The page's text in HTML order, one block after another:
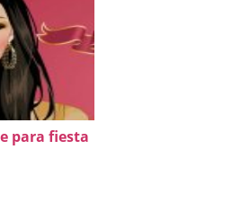
para fiesta